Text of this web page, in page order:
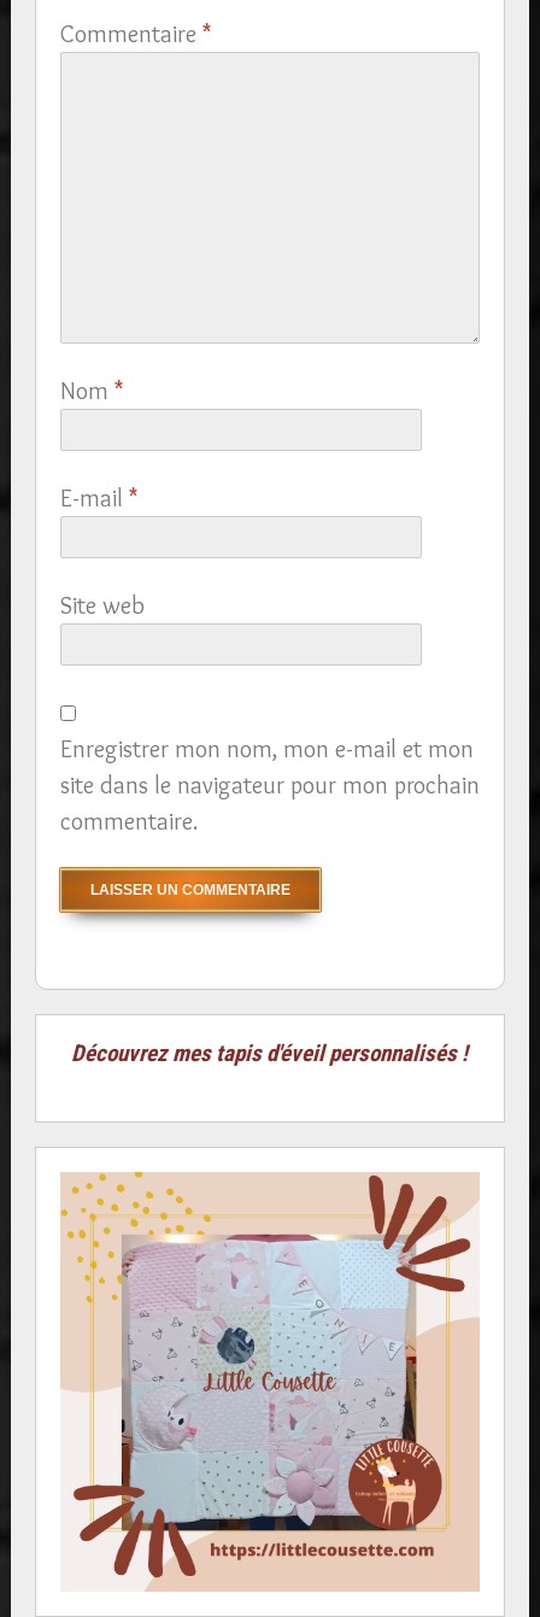
Commentaire *
Nom *
E-mail *
Site web
Enregistrer mon nom, mon e-mail et mon
site dans le navigateur pour mon prochain
commentaire.
Découvrez mes tapis d'éveil personnalisés !